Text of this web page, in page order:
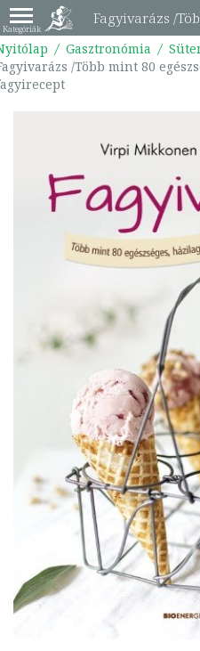
Fagyivarázs /
mint 80
9789632912813
Gasztronómia
/Több mint 80